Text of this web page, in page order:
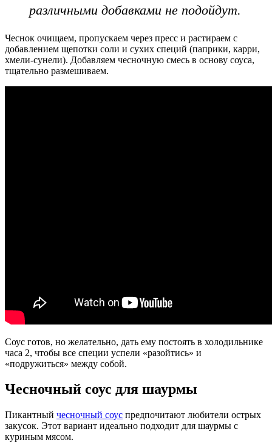
различными добавками не подойдут.
Чеснок очищаем, пропускаем через пресс и растираем с
добавлением щепотки соли и сухих специй (паприки, карри,
хмели-сунели). Добавляем чесночную смесь в основу соуса,
тщательно размешиваем.
Соус готов, но желательно, дать ему постоять в холодильнике
часа 2, чтобы все специи успели «разойтись» и
«подружиться» между собой.
Чесночный соус для шаурмы
Пикантный чесночный соус предпочитают любители острых
закусок. Этот вариант идеально подходит для шаурмы с
куриным мясом.